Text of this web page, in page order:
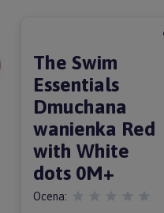
The Swim
Essentials
Dmuchana
wanienka Red
with White
dots 0M+
Ocena: